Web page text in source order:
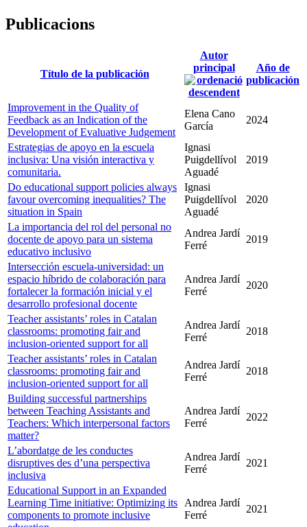
Publicacions
Título de la publicación
Autor
principal
Año de
publicación
Improvement in the Quality of
Feedback as an Indication of the
Development of Evaluative Judgement
Elena Cano
García
2024
Estrategias de apoyo en la escuela
inclusiva: Una visión interactiva y
comunitaria.
Ignasi
Puigdellívol
Aguadé
2019
Do educational support policies always
favour overcoming inequalities? The
situation in Spain
Ignasi
Puigdellívol
Aguadé
2020
La importancia del rol del personal no
docente de apoyo para un sistema
educativo inclusivo
Andrea Jardí
Ferré
2019
Intersección escuela-universidad: un
espacio híbrido de colaboración para
fortalecer la formación inicial y el
desarrollo profesional docente
Andrea Jardí
Ferré
2020
Teacher assistants’ roles in Catalan
classrooms: promoting fair and
inclusion-oriented support for all
Andrea Jardí
Ferré
2018
Teacher assistants’ roles in Catalan
classrooms: promoting fair and
inclusion-oriented support for all
Andrea Jardí
Ferré
2018
Building successful partnerships
between Teaching Assistants and
Teachers: Which interpersonal factors
matter?
Andrea Jardí
Ferré
2022
L’abordatge de les conductes
disruptives des d’una perspectiva
inclusiva
Andrea Jardí
Ferré
2021
Educational Support in an Expanded
Learning Time initiative: Optimizing its
components to promote inclusive
Andrea Jardí
Ferré
2021